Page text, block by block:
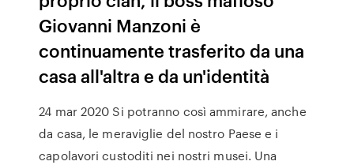
Giovanni Manzoni è
continuamente trasferito da una
casa all'altra e da un'identità
24 mar 2020 Si potranno così ammirare, anche
da casa, le meraviglie del nostro Paese e i
capolavori custoditi nei nostri musei. Una